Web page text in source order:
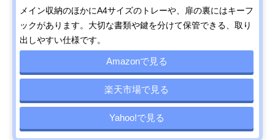
メイン収納のほかにA4サイズのトレーや、扉の裏にはキーフ
ックがあります。大切な書類や鍵を分けて保管できる、取り
出しやすい仕様です。
Amazonで見る
楽天市場で見る
Yahoo!で見る